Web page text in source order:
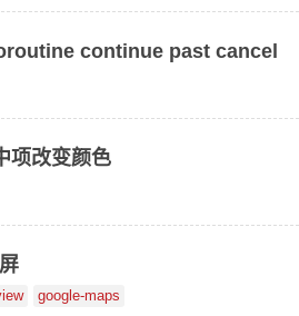
continue past cancel
项改变颜色
google-maps